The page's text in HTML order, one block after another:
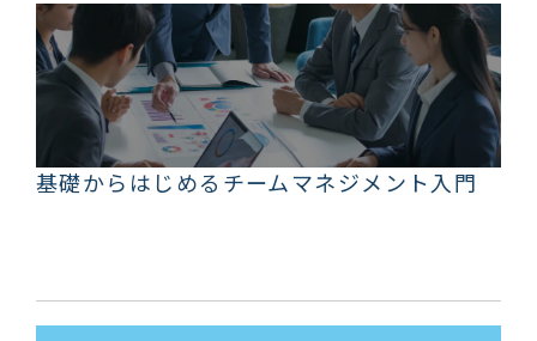
基礎からはじめるチームマネジメント入門